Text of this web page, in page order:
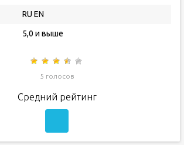
RU EN
5,0 и выше
5 голосов
Средний рейтинг